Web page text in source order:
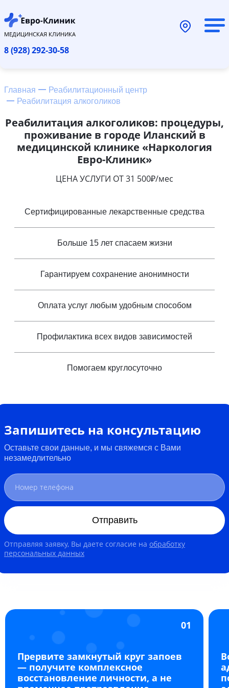
МЕДИЦИНСКАЯ КЛИНИКА
8 (928) 292-30-58
Главная
Реабилитационный центр
Реабилитация алкоголиков
Реабилитация алкоголиков: процедуры,
проживание в городе Иланский в
медицинской клинике «Наркология
Евро-Клиник»
ЦЕНА УСЛУГИ ОТ 31 500₽/мес
Сертифицированные лекарственные средства
Больше 15 лет спасаем жизни
Гарантируем сохранение анонимности
Оплата услуг любым удобным способом
Профилактика всех видов зависимостей
Помогаем круглосуточно
Запишитесь на консультацию
Оставьте свои данные, и мы свяжемся с Вами
незамедлительно
Отправить
Отправляя заявку, Вы даете согласие на обработку
персональных данных
01
Прервите замкнутый круг запоев
— получите комплексное
восстановление личности, а не